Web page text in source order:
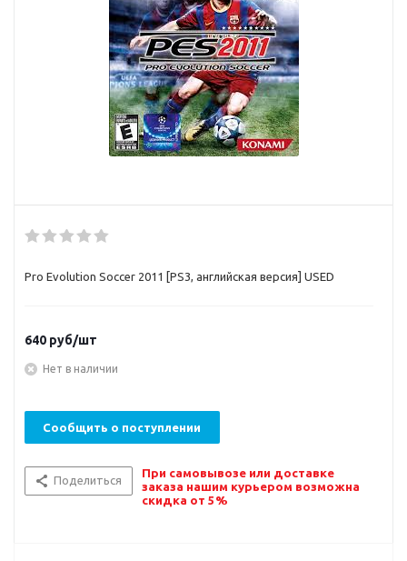
Pro Evolution Soccer 2011 [PS3, английская версия] USED
640 руб/шт
Нет в наличии
Сообщить о поступлении
Поделиться
При самовывозе или доставке
заказа нашим курьером возможна
скидка от 5%